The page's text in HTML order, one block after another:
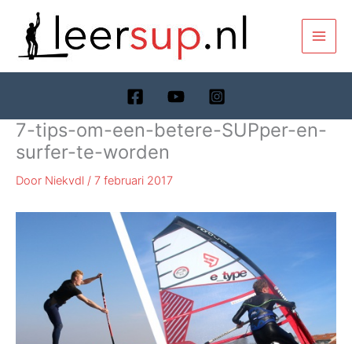
7-tips-om-een-betere-SUPper-en-
surfer-te-worden
Door Niekvdl / 7 februari 2017